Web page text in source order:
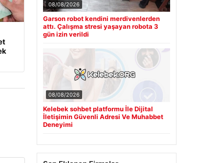
08/08/2026
Garson robot kendini merdivenlerden
attı. Çalışma stresi yaşayan robota 3
gün izin verildi
08/08/2026
Kelebek sohbet platformu İle Dijital
İletişimin Güvenli Adresi Ve Muhabbet
Deneyimi